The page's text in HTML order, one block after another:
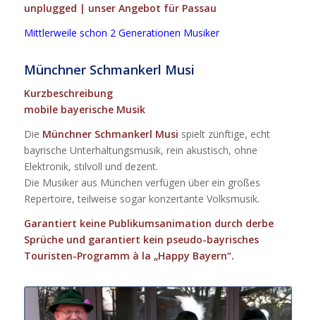
unplugged | unser Angebot für Passau
Mittlerweile schon 2 Generationen Musiker
Münchner Schmankerl Musi
Kurzbeschreibung
mobile bayerische Musik
Die Münchner Schmankerl Musi spielt zünftige, echt
bayrische Unterhaltungsmusik, rein akustisch, ohne
Elektronik, stilvoll und dezent.
Die Musiker aus München verfügen über ein großes
Repertoire, teilweise sogar konzertante Volksmusik.
Garantiert keine Publikumsanimation durch derbe
Sprüche und garantiert kein pseudo-bayrisches
Touristen-Programm à la „Happy Bayern“.